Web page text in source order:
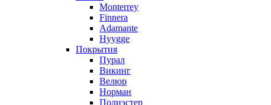
Monterrey
Finnera
Adamante
Hyygge
Покрытия
Пурал
Викинг
Велюр
Норман
Полиэстер